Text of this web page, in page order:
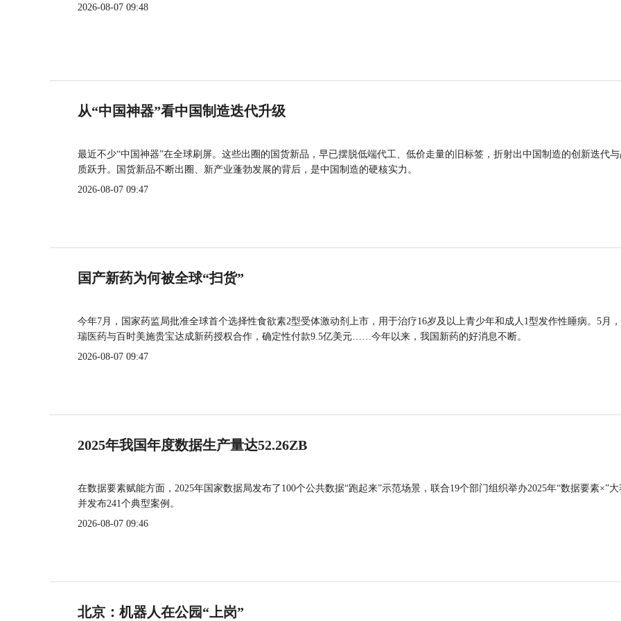
2026-08-07 09:48
从“中国神器”看中国制造迭代升级
最近不少“中国神器”在全球刷屏。这些出圈的国货新品，早已摆脱低端代工、低价走量的旧标签，折射出中国制造的创新迭代
质跃升。国货新品不断出圈、新产业蓬勃发展的背后，是中国制造的硬核实力。
2026-08-07 09:47
国产新药为何被全球“扫货”
今年7月，国家药监局批准全球首个选择性食欲素2型受体激动剂上市，用于治疗16岁及以上青少年和成人1型发作性睡病。5月
瑞医药与百时美施贵宝达成新药授权合作，确定性付款9.5亿美元……今年以来，我国新药的好消息不断。
2026-08-07 09:47
2025年我国年度数据生产量达52.26ZB
在数据要素赋能方面，2025年国家数据局发布了100个公共数据“跑起来”示范场景，联合19个部门组织举办2025年“数据要素×”大
并发布241个典型案例。
2026-08-07 09:46
北京：机器人在公园“上岗”